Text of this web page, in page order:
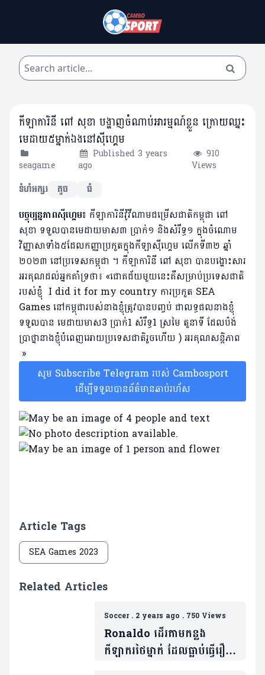
កីឡាការិនី ពៅ សុខា បង្ហាញចំណាប់អារម្មណ៍ខ្លួន ក្រោយឈ្នះ
មេដាយ៥ម្នាក់ឯងនៅស៊ីហ្គេម
seagame
Published 3 years
ago
910
Views
ទំហំអក្សរ
តូច ធំ
បច្ចុប្បន្នភាពស៊ីហ្គេម៖ កីឡាការិនីវ៉ូវីណាម​ជម្រើស​ជាតិ​កម្ពុជា​ ពៅ
សុខា ទទួល​បាន​មេដាយ​មាស​៣ ប្រាក់​១ និង​សំរឹទ្ធ១​ ក្នុង​ចំណោម​
វិញ្ញាសា​ទាំង​៥​ដែល​កញ្ញា​ប្រកួត​ក្នុង​កីឡា​ស៊ីហ្គេម លើក​ទី​៣២ ឆ្នាំ​
២០២៣ នៅ​ប្រទេស​កម្ពុជា ។ កីឡាការិនី ពៅ សុខា បានបង្ហោះសារ
អរគុណដល់អ្នកគាំទ្រថា៖ «ជោគជ័យមួយនេះគឺសម្រាប់ប្រទេសជាតិ
របស់ខ្ញុំ I did it for my country ការប្រកួត SEA
Games នៅកម្ពុជារបស់នាងខ្ញុំត្រូវបានបញ្ចប់​ ជាលទ្ធផលនាងខ្ញុំ
ទទួលបាន​ មេដាយមាស3​ ប្រាក់1​ សំរឹទ្ធ1​ ស្រមៃ​ តួនាទី​ ដែលប៉ង់
ប្រាថ្នានាងខ្ញុំបំពេញអោយប្រទេសជាតិរួចហេីយ​ )​ អរគុណសន្តិភាព​
»
សូម Subscribe Telegram របស់ Cambosport
ដើម្បីទទួលបានព័ត៌មានឆាប់រហ័ស
Article Tags
SEA Games 2023
Related Articles
Soccer. 2 years ago . 750 Views
Ronaldo ដើរតាមកន្លង
កីឡាករថៃម្នាក់ ដែលធ្លាប់ធ្វើរឿង